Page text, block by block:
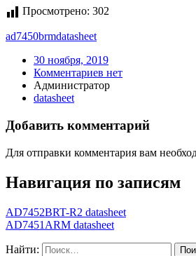
Просмотрено: 302
ad7450brmdatasheet
30 ноября, 2019
Комментариев нет
Администратор
datasheet
Добавить комментарий
Для отправки комментария вам
Навигация по записям
AD7452BRT-R2 datasheet
AD7451ARM datasheet
Найти: